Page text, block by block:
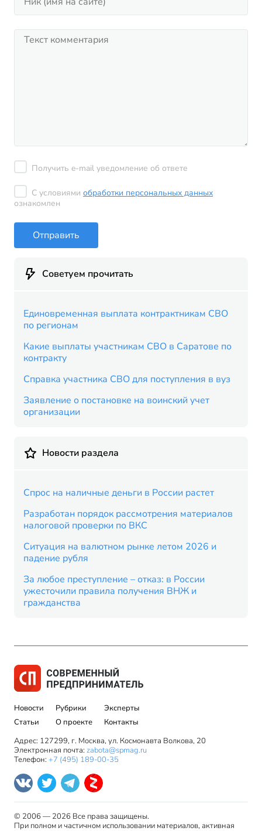
Получить e-mail уведомление об ответе
С условиями обработки персональных данных
ознакомлен
Отправить
Советуем прочитать
Единовременная выплата контрактникам СВО
по регионам
Какие выплаты участникам СВО в Саратове по
контракту
Справка участника СВО для поступления в вуз
Заявление о постановке на воинский учет
организации
Новости раздела
Спрос на наличные деньги в России растет
Разработан порядок рассмотрения материалов
налоговой проверки по ВКС
Ситуация на валютном рынке летом 2026 и
падение рубля
За любое преступление – отказ: в России
ужесточили правила получения ВНЖ и
гражданства
Новости
Статьи
Рубрики
О проекте
Эксперты
Контакты
Адрес: 127299, г. Москва, ул. Космонавта Волкова, 20
Электронная почта: zabota@spmag.ru
Телефон: +7 (495) 189-00-35
© 2006 — 2026 Все права защищены.
При полном и частичном использовании материалов, активная